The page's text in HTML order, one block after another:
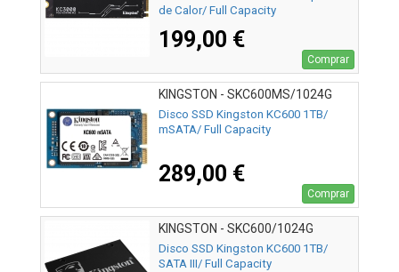
de Calor/ Full Capacity
199,00 €
Comprar
KINGSTON - SKC600MS/1024G
Disco SSD Kingston KC600 1TB/
mSATA/ Full Capacity
289,00 €
Comprar
KINGSTON - SKC600/1024G
Disco SSD Kingston KC600 1TB/
SATA III/ Full Capacity